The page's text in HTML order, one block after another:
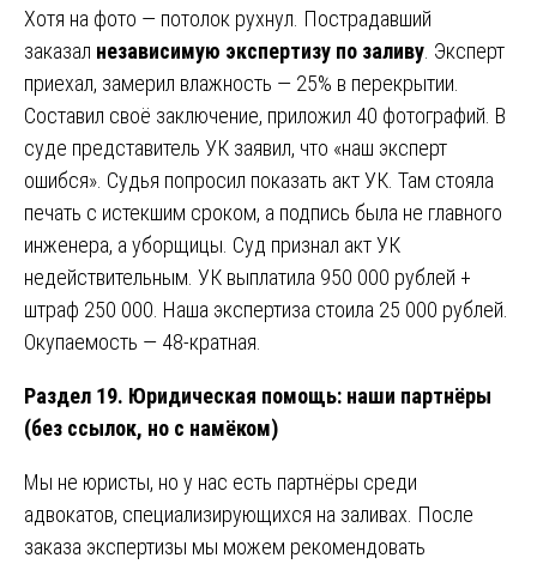
Хотя на фото — потолок рухнул. Пострадавший
заказал независимую экспертизу по заливу . Эксперт
приехал, замерил влажность — 25% в перекрытии.
Составил своё заключение, приложил 40 фотографий. В
суде представитель УК заявил, что «наш эксперт
ошибся». Судья попросил показать акт УК. Там стояла
печать с истекшим сроком, а подпись была не главного
инженера, а уборщицы. Суд признал акт УК
недействительным. УК выплатила 950 000 рублей +
штраф 250 000. Наша экспертиза стоила 25 000 рублей.
Окупаемость — 48-кратная.
Раздел 19. Юридическая помощь: наши партнёры
(без ссылок, но с намёком)
Мы не юристы, но у нас есть партнёры среди
адвокатов, специализирующихся на заливах. После
заказа экспертизы мы можем рекомендовать